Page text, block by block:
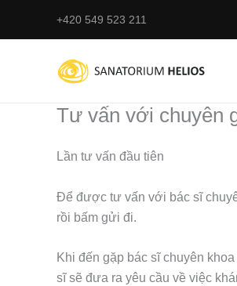
+420 549 523 211
Tư vấn với chuyên
Lần tư vấn đầu tiên
Để được tư vấn với bác sĩ
rồi bấm gửi đi.
Khi đến gặp bác sĩ chuyên
sĩ sẽ đưa ra yêu cầu về việc